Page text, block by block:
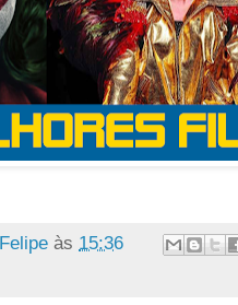
às 15:36